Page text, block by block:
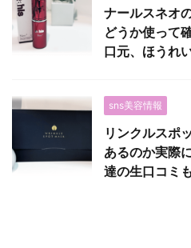
ナールスネオ
どうか使って
口元、ほうれ
sns美容情報
リンクルスポ
あるのか実際
達の生口コミ